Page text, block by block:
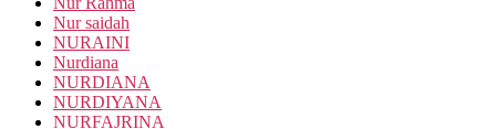
Nur saidah
NURAINI
Nurdiana
NURDIANA
NURDIYANA
NURFAJRINA